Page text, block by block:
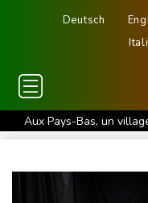
Deutsch
Aux Pays-Bas, un
énergétique